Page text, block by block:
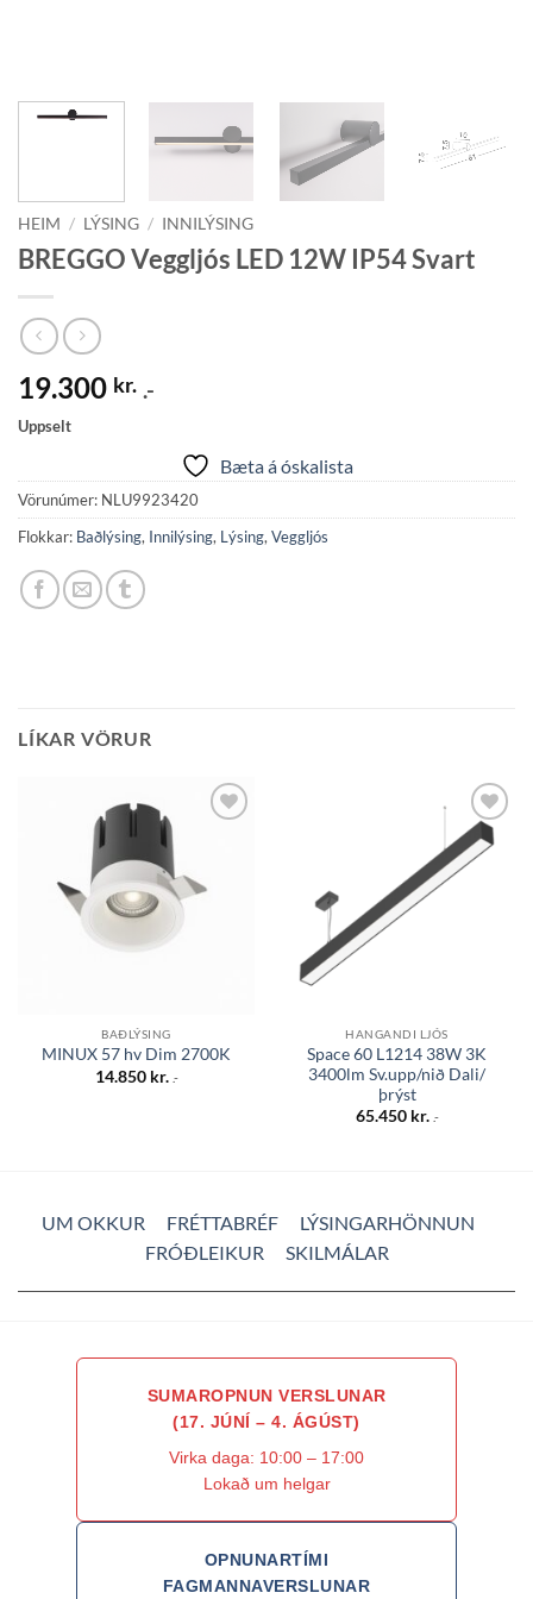
HEIM / LÝSING / INNILÝSING
BREGGO Veggljós LED 12W IP54 Svart
19.300 kr. .-
Uppselt
Bæta á óskalista
Vörunúmer: NLU9923420
Flokkar: Baðlýsing, Innilýsing, Lýsing, Veggljós
LÍKAR VÖRUR
BAÐLÝSING
MINUX 57 hv Dim 2700K
14.850 kr. .-
Bæta á
óskalista
HANGANDI LJÓS
Space 60 L1214 38W 3K
3400lm Sv.upp/nið Dali/
þrýst
65.450 kr. .-
UM OKKUR FRÉTTABRÉF
LÝSINGARHÖNNUN
FRÓÐLEIKUR
SKILMÁLAR
SUMAROPNUN VERSLUNAR
(17. JÚNÍ – 4. ÁGÚST)
Virka daga: 10:00 – 17:00
Lokað um helgar
OPNUNARTÍMI
FAGMANNAVERSLUNAR